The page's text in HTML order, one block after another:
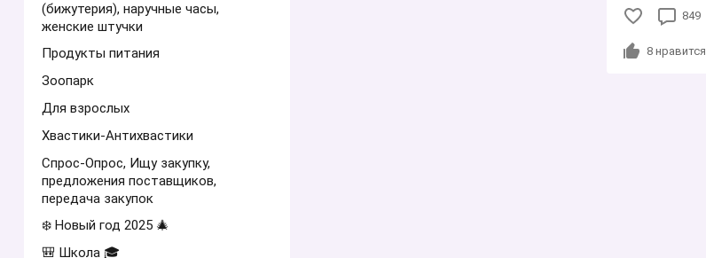
(бижутерия), наручные часы,
женские штучки
Продукты питания
Зоопарк
Для взрослых
Хвастики-Антихвастики
Спрос-Опрос, Ищу закупку,
предложения поставщиков,
передача закупок
❄️ Новый год 2025 🎄
🎒 Школа 🎓
849
8нравится